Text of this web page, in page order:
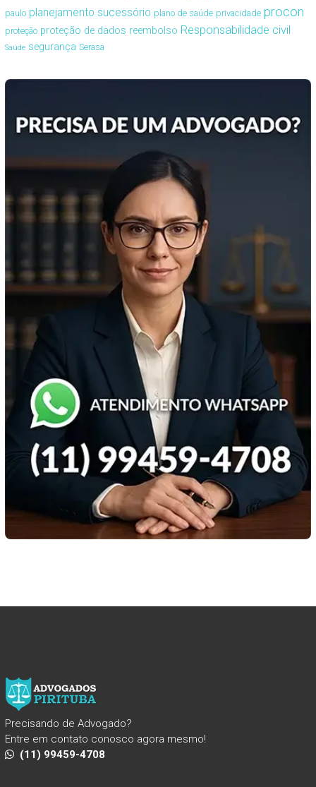
paulo planejamento sucessório plano de saúde privacidade procon
proteção proteção de dados reembolso Responsabilidade civil
Saúde segurança Serasa
Precisando de Advogado?
Entre em contato conosco agora mesmo!
(11) 99459-4708